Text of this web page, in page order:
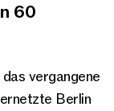
60
vergangene
Berlin